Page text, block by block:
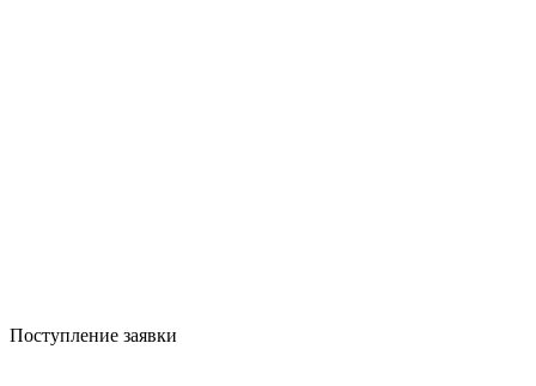
Поступление заявки